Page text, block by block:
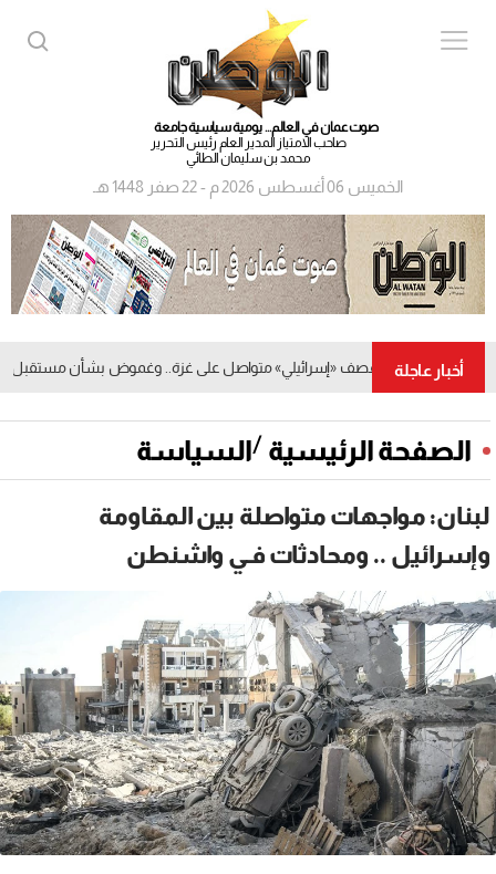
صوت عمان في العالم... يومية سياسية جامعة
صاحب الامتياز المدير العام رئيس التحرير
محمد بن سليمان الطائي
الخميس 06 أغسطس 2026 م - 22 صفر 1448 هـ
أخبار عاجلة قصف «إسرائيلي» متواصل على غزة.. وغموض بشأن مستقبل
الصفحة الرئيسية /السياسة
لبنان: مواجهات متواصلة بين المقاومة
وإسرائيل .. ومحادثات فـي واشنطن